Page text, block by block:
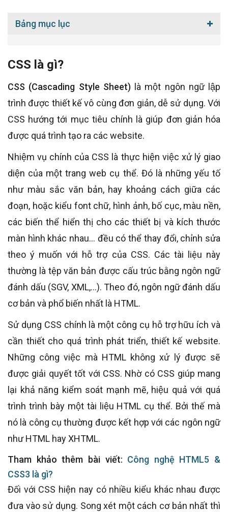
Bảng mục lục
CSS là gì?
CSS (Cascading Style Sheet)là một ngôn ngữ lập
trình được thiết kế vô cùng đơn giản, dễ sử dụng. Với
CSS hướng tới mục tiêu chính là giúp đơn giản hóa
được quá trình tạo ra các website.
Nhiệm vụ chính của CSS là thực hiện việc xử lý giao
diện của một trang web cụ thể. Đó là những yếu tố
như màu sắc văn bản, hay khoảng cách giữa các
đoạn, hoặc kiểu font chữ, hình ảnh, bố cục, màu nền,
các biến thể hiển thị cho các thiết bị và kích thước
màn hình khác nhau… đều có thể thay đổi, chỉnh sửa
theo ý muốn với hỗ trợ của CSS. Các tài liệu này
thường là tệp văn bản được cấu trúc bằng ngôn ngữ
đánh dấu (SGV, XML,...). Theo đó, ngôn ngữ đánh dấu
cơ bản và phổ biến nhất là HTML.
Sử dụng CSS chính là một công cụ hỗ trợ hữu ích và
cần thiết cho quá trình phát triển, thiết kế website.
Những công việc mà HTML không xử lý được sẽ
được giải quyết tốt với CSS. Nhờ có CSS giúp mang
lại khả năng kiểm soát mạnh mẽ, hiệu quả với quá
trình trình bày một tài liệu HTML cụ thể. Bởi thế mà
nó là công cụ thường được kết hợp với các ngôn ngữ
như HTML hay XHTML.
Tham khảo thêm bài viết: Công nghệ HTML5 &
CSS3 là gì?
Đối với CSS hiện nay có nhiều kiểu khác nhau được
đưa vào sử dụng. Song xét một cách cơ bản nhất thì